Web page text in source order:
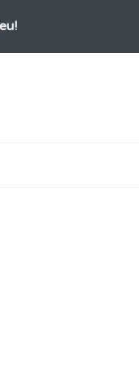
exame oficial.